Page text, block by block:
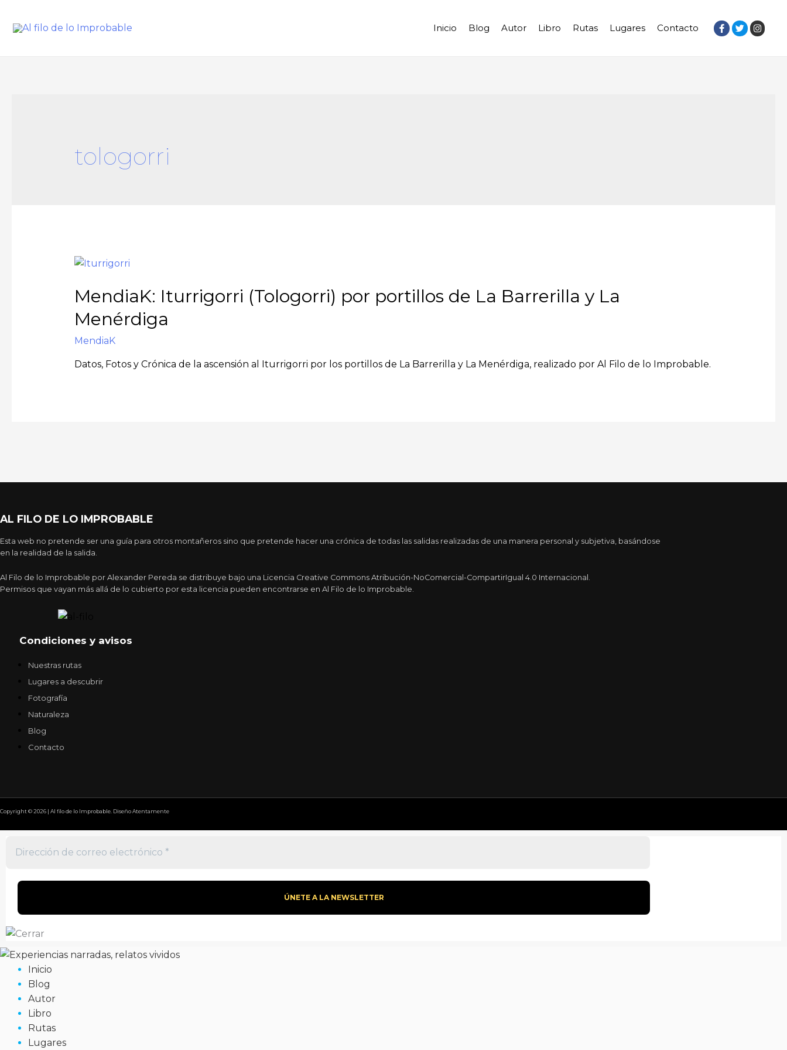
Inicio Blog Autor Libro Rutas Lugares Contacto
tologorri
MendiaK: Iturrigorri (Tologorri) por portillos de La Barrerilla y La
Menérdiga
MendiaK
Datos, Fotos y Crónica de la ascensión al Iturrigorri por los portillos de La Barrerilla y La Menérdiga, realizado por Al Filo de lo Improbable.
AL FILO DE LO IMPROBABLE
Esta web no pretende ser una guía para otros montañeros sino que pretende hacer una crónica de todas las salidas realizadas de una manera personal y subjetiva, basándose
en la realidad de la salida.
Al Filo de lo Improbable por Alexander Pereda se distribuye bajo una Licencia Creative Commons Atribución-NoComercial-CompartirIgual 4.0 Internacional.
Permisos que vayan más allá de lo cubierto por esta licencia pueden encontrarse en Al Filo de lo Improbable.
Condiciones y avisos
Nuestras rutas
Lugares a descubrir
Fotografía
Naturaleza
Blog
Contacto
Copyright © 2026 | Al filo de lo Improbable. Diseño Atentamente
Inicio
Blog
Autor
Libro
Rutas
Lugares